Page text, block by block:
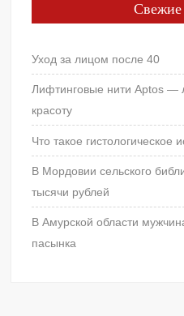
Свежие
Уход за лицом после 40
Лифтинговые нити Aptos —
красоту
Что такое гистологическое
В Мордовии сельского
тысячи рублей
В Амурской области
пасынка